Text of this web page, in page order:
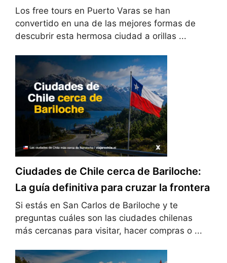
Los free tours en Puerto Varas se han
convertido en una de las mejores formas de
descubrir esta hermosa ciudad a orillas ...
Ciudades de Chile cerca de Bariloche:
La guía definitiva para cruzar la frontera
Si estás en San Carlos de Bariloche y te
preguntas cuáles son las ciudades chilenas
más cercanas para visitar, hacer compras o ...